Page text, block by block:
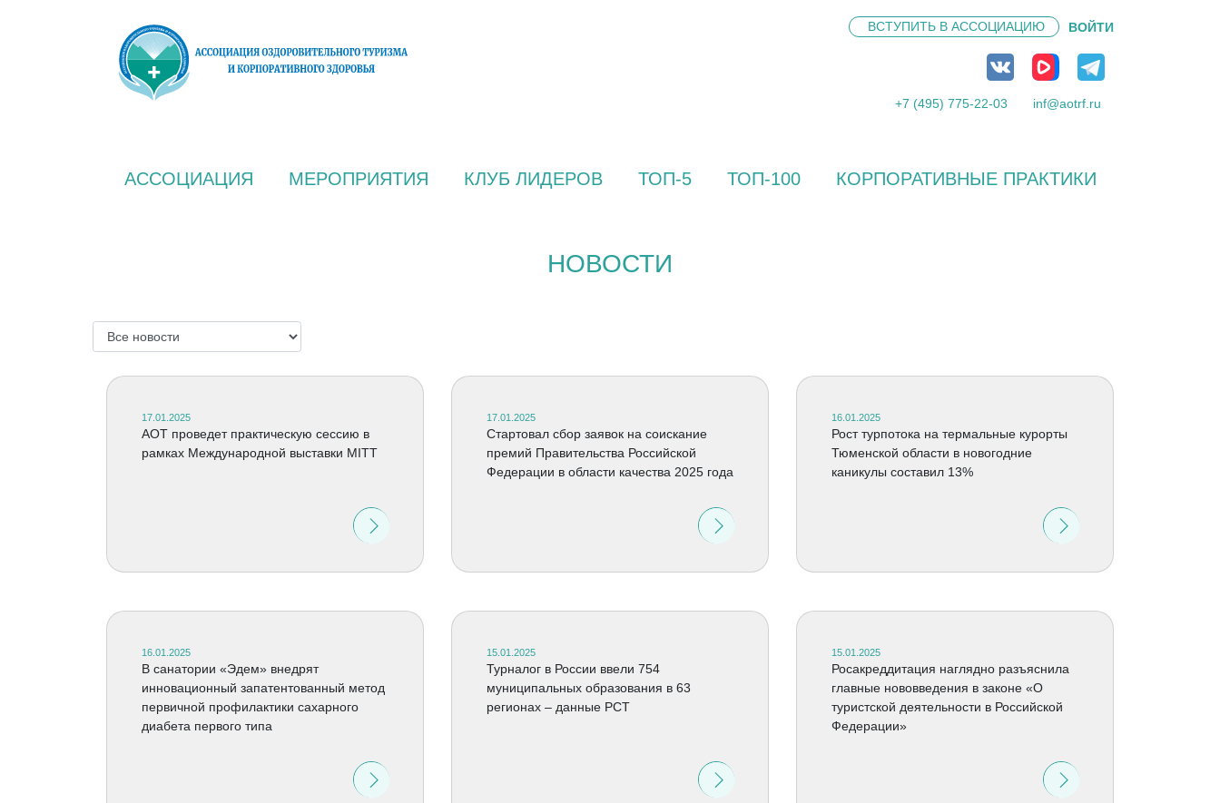
ВСТУПИТЬ В АССОЦИАЦИЮ ВОЙТИ
+7 (495) 775-22-03 inf@aotrf.ru
АССОЦИАЦИЯ МЕРОПРИЯТИЯ КЛУБ ЛИДЕРОВ ТОП-5 ТОП-100 КОРПОРАТИВНЫЕ ПРАКТИКИ
НОВОСТИ
17.01.2025
АОТ проведет практическую сессию в
рамках Международной выставки MITT
17.01.2025
Стартовал сбор заявок на соискание
премий Правительства Российской
Федерации в области качества 2025 года
16.01.2025
Рост турпотока на термальные курорты
Тюменской области в новогодние
каникулы составил 13%
16.01.2025
В санатории «Эдем» внедрят
инновационный запатентованный метод
первичной профилактики сахарного
диабета первого типа
15.01.2025
Турналог в России ввели 754
муниципальных образования в 63
регионах – данные РСТ
15.01.2025
Росакреддитация наглядно разъяснила
главные нововведения в законе «О
туристской деятельности в Российской
Федерации»